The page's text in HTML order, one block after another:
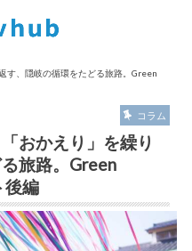
す、隠岐の循環をたどる旅路。Green
コラム
おかえり」を繰り
旅路。Green
後編